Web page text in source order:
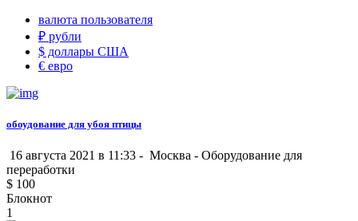
валюта пользователя
₽ рубли
$ доллары США
€ евро
обоудование для убоя птицы
16 августа 2021 в 11:33 - Москва - Оборудование для
переработки
$ 100
Блокнот
1